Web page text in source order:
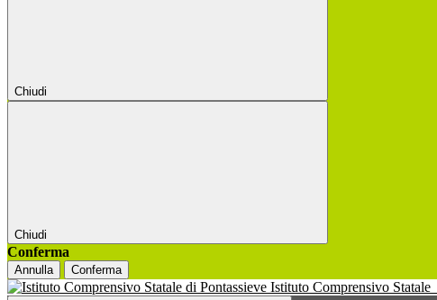
Chiudi
Chiudi
Conferma
Annulla Conferma
Istituto Comprensivo Statale